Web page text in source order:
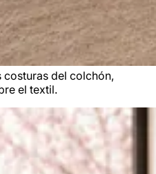
costuras del colchón,
el textil.